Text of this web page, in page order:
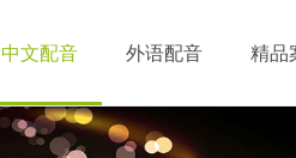
中文配音 外语配音 精品